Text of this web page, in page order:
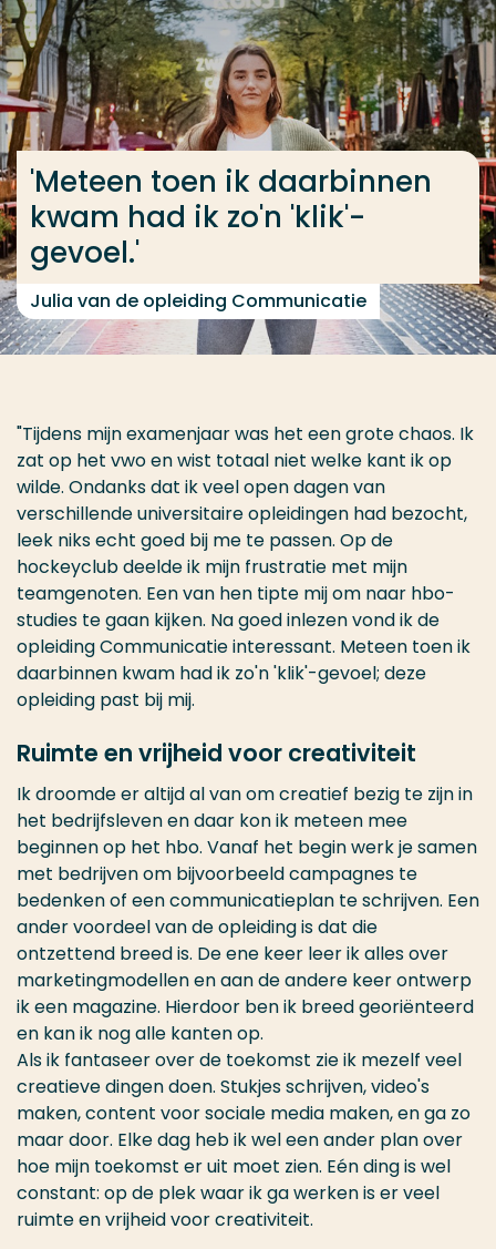
Ga direct naar de content
... > Communicatie voltijd
'Meteen toen ik daarbinnen
kwam had ik zo'n 'klik'-
gevoel.'
Julia van de opleiding Communicatie
"Tijdens mijn examenjaar was het een grote chaos. Ik
zat op het vwo en wist totaal niet welke kant ik op
wilde. Ondanks dat ik veel open dagen van
verschillende universitaire opleidingen had bezocht,
leek niks echt goed bij me te passen. Op de
hockeyclub deelde ik mijn frustratie met mijn
teamgenoten. Een van hen tipte mij om naar hbo-
studies te gaan kijken. Na goed inlezen vond ik de
opleiding Communicatie interessant. Meteen toen ik
daarbinnen kwam had ik zo'n 'klik'-gevoel; deze
opleiding past bij mij.
Ruimte en vrijheid voor creativiteit
Ik droomde er altijd al van om creatief bezig te zijn in
het bedrijfsleven en daar kon ik meteen mee
beginnen op het hbo. Vanaf het begin werk je samen
met bedrijven om bijvoorbeeld campagnes te
bedenken of een communicatieplan te schrijven. Een
ander voordeel van de opleiding is dat die
ontzettend breed is. De ene keer leer ik alles over
marketingmodellen en aan de andere keer ontwerp
ik een magazine. Hierdoor ben ik breed georiënteerd
en kan ik nog alle kanten op.
Als ik fantaseer over de toekomst zie ik mezelf veel
creatieve dingen doen. Stukjes schrijven, video's
maken, content voor sociale media maken, en ga zo
maar door. Elke dag heb ik wel een ander plan over
hoe mijn toekomst er uit moet zien. Eén ding is wel
constant: op de plek waar ik ga werken is er veel
ruimte en vrijheid voor creativiteit.
Veel gezocht
Opleiding
Contact